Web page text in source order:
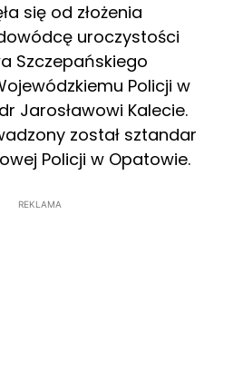
się od złożenia
uroczystości
Szczepańskiego
Policji w
Jarosławowi Kalecie.
został sztandar
Policji w Opatowie.
REKLAMA